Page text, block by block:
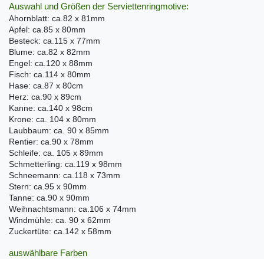
Auswahl und Größen der Serviettenringmotive:
Ahornblatt: ca.82 x 81mm
Apfel: ca.85 x 80mm
Besteck: ca.115 x 77mm
Blume: ca.82 x 82mm
Engel: ca.120 x 88mm
Fisch: ca.114 x 80mm
Hase: ca.87 x 80cm
Herz: ca.90 x 89cm
Kanne: ca.140 x 98cm
Krone: ca. 104 x 80mm
Laubbaum: ca. 90 x 85mm
Rentier: ca.90 x 78mm
Schleife: ca. 105 x 89mm
Schmetterling: ca.119 x 98mm
Schneemann: ca.118 x 73mm
Stern: ca.95 x 90mm
Tanne: ca.90 x 90mm
Weihnachtsmann: ca.106 x 74mm
Windmühle: ca. 90 x 62mm
Zuckertüte: ca.142 x 58mm
auswählbare Farben